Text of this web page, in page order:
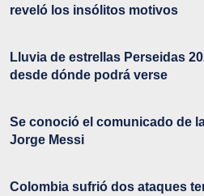
reveló los insólitos motivos
Lluvia de estrellas Perseidas
desde dónde podrá verse
Se conoció el comunicado de
Jorge Messi
Colombia sufrió dos ataques